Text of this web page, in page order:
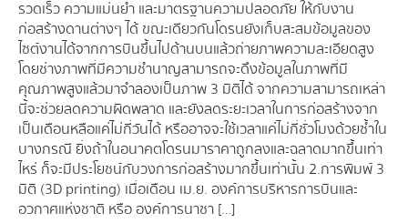
รวดเร็ว ความแม่นยำ และมาตรฐานความปลอดภัย ให้กับงาน
ก่อสร้างดานต่างๆ ได้ ขณะเดียวกันโดรนยังเก็บสะสมข้อมูลของ
ไซต์งานได้จากการบินขึ้นไปด้านบนแล้วถ่ายภาพความละเอียดสูง
โดยช่างภาพที่มีความชำนาญสามารถจะดึงข้อมูลในภาพที่มี
คุณภาพสูงแล้วมาจำลองเป็นภาพ 3 มิติได้ จากความสามารถเหล่า
นี้จะช่วยลดความผิดพลาด และยังลดระยะเวลาในการก่อสร้างจาก
เป็นเดือนหลือแค่ไม่กี่วันได้ หรืออาจจะใช้เวลาแค่ไม่กี่ชั่วโมงด้วยซ้ำใน
บางกรณี ยิ่งถ้าในอนาคตโดรนมาราคาถูกลงและฉลาดมากขึ้นเท่า
ไหร่ ก็จะมีประโยชน์กับวงการก่อสร้างมากขึ้นเท่านั้น 2.การพิมพ์ 3
มิติ (3D printing) เมื่อเดือน เม.ย. องค์การบริหารการบินและ
อวกาศแห่งชาติ หรือ องค์การนาซา […]